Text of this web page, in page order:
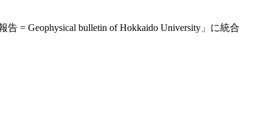
= Geophysical bulletin of Hokkaido University」に統合